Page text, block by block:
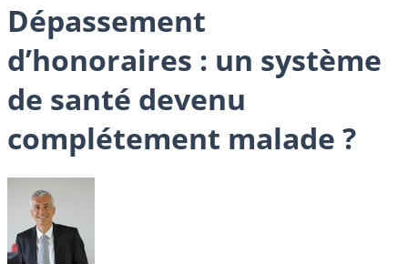
Dépassement
d’honoraires : un système
de santé devenu
complétement malade ?